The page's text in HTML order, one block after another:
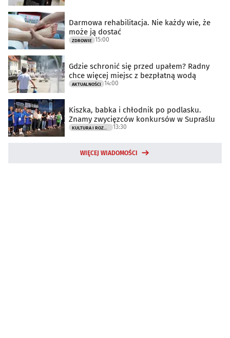
Darmowa rehabilitacja. Nie każdy wie, że
może ją dostać
ZDROWIE 15:00
Gdzie schronić się przed upałem? Radny
chce więcej miejsc z bezpłatną wodą
AKTUALNOŚCI 14:00
Kiszka, babka i chłodnik po podlasku.
Znamy zwycięzców konkursów w Supraślu
13:30
WIĘCEJ WIADOMOŚCI